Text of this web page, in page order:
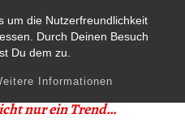
um die Nutzerfreundlichkeit
Durch Deinen Besuch
Du dem zu.
Informationen
nur ein Trend…